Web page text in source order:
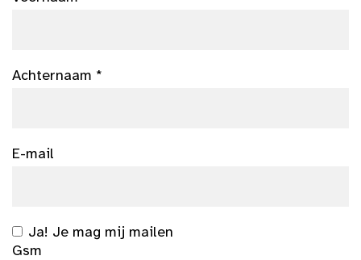
Achternaam *
E-mail
Ja! Je mag mij mailen
Gsm